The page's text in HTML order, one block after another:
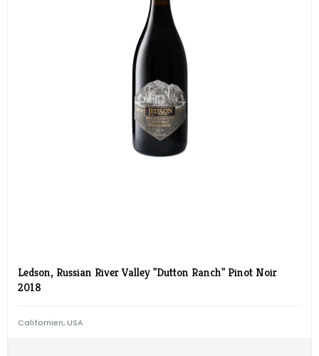
Ledson, Russian River Valley "Dutton Ranch" Pinot Noir
2018
Californien, USA